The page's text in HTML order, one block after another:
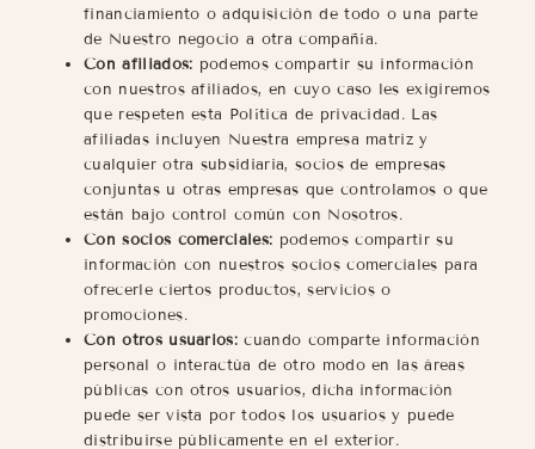
financiamiento o adquisición de todo o una parte
de Nuestro negocio a otra compañía.
Con afiliados: podemos compartir su información
con nuestros afiliados, en cuyo caso les exigiremos
que respeten esta Política de privacidad. Las
afiliadas incluyen Nuestra empresa matriz y
cualquier otra subsidiaria, socios de empresas
conjuntas u otras empresas que controlamos o que
están bajo control común con Nosotros.
Con socios comerciales: podemos compartir su
información con nuestros socios comerciales para
ofrecerle ciertos productos, servicios o
promociones.
Con otros usuarios: cuando comparte información
personal o interactúa de otro modo en las áreas
públicas con otros usuarios, dicha información
puede ser vista por todos los usuarios y puede
distribuirse públicamente en el exterior.